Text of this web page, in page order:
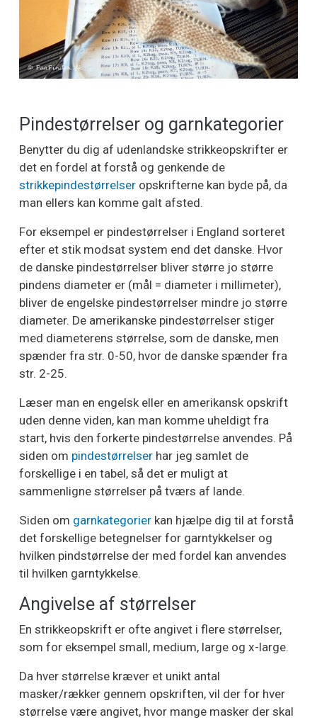
Pindestørrelser og garnkategorier
Benytter du dig af udenlandske strikkeopskrifter er
det en fordel at forstå og genkende de
strikkepindestørrelser opskrifterne kan byde på, da
man ellers kan komme galt afsted.
For eksempel er pindestørrelser i England sorteret
efter et stik modsat system end det danske. Hvor
de danske pindestørrelser bliver større jo større
pindens diameter er (mål = diameter i millimeter),
bliver de engelske pindestørrelser mindre jo større
diameter. De amerikanske pindestørrelser stiger
med diameterens størrelse, som de danske, men
spænder fra str. 0-50, hvor de danske spænder fra
str. 2-25.
Læser man en engelsk eller en amerikansk opskrift
uden denne viden, kan man komme uheldigt fra
start, hvis den forkerte pindestørrelse anvendes. På
siden om pindestørrelser har jeg samlet de
forskellige i en tabel, så det er muligt at
sammenligne størrelser på tværs af lande.
Siden om garnkategorier kan hjælpe dig til at forstå
det forskellige betegnelser for garntykkelser og
hvilken pindstørrelse der med fordel kan anvendes
til hvilken garntykkelse.
Angivelse af størrelser
En strikkeopskrift er ofte angivet i flere størrelser,
som for eksempel small, medium, large og x-large.
Da hver størrelse kræver et unikt antal
masker/rækker gennem opskriften, vil der for hver
størrelse være angivet, hvor mange masker der skal